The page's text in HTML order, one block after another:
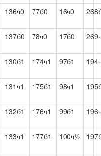
136ч0 77б0 16ч0
137б0 78ч0 17б0
130б1 174ч1 97б1
131ч1 175б1 98ч1
132б1 176ч1 99б1
133ч1 177б1 100ч½